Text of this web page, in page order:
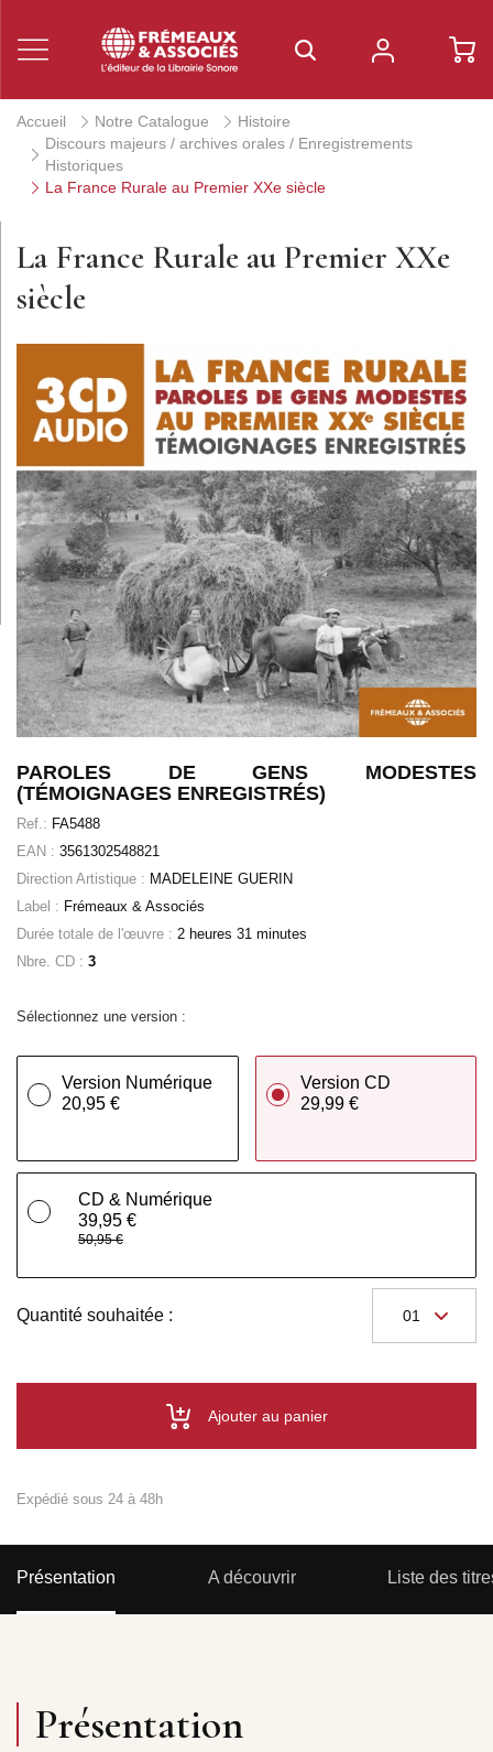
Accueil Notre Catalogue
Histoire
Discours majeurs / archives orales / Enregistrements
Historiques
La France Rurale au Premier XXe siècle
La France Rurale au Premier XXe
siècle
PAROLES DE GENS MODESTES
(TÉMOIGNAGES ENREGISTRÉS)
Ref.: FA5488
EAN : 3561302548821
Direction Artistique : MADELEINE GUERIN
Label : Frémeaux & Associés
Durée totale de l'œuvre : 2 heures 31 minutes
Nbre. CD : 3
Sélectionnez une version :
Version Numérique
20,95 €
Version CD
29,99 €
CD & Numérique
39,95 €
50,95 €
Quantité souhaitée :
Ajouter au panier
Expédié sous 24 à 48h
Présentation A découvrir Liste des
Présentation